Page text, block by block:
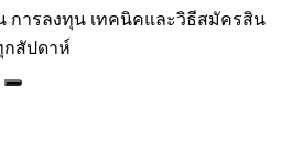
การลงทุน เทคนิคและวิธีสมัครสิน
กสัปดาห์